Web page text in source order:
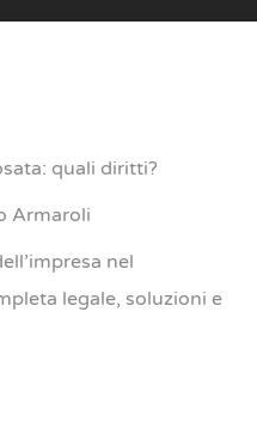
quali diritti?
Armaroli
nel
legale, soluzioni e